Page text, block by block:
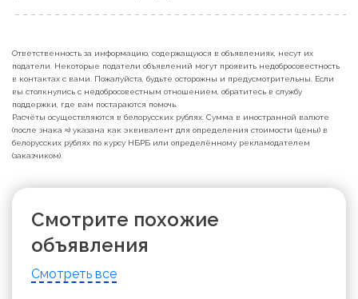
Ответственность за информацию, содержащуюся в объявлениях, несут их
податели. Некоторые податели объявлений могут проявить недобросовестность
в контактах с вами. Пожалуйста, будьте осторожны и предусмотрительны. Если
вы столкнулись с недобросовестным отношением, обратитесь в службу
поддержки, где вам постараются помочь.
Расчёты осуществляются в белорусских рублях. Сумма в иностранной валюте
(после знака ≈) указана как эквивалент для определения стоимости (цены) в
белорусских рублях по курсу НБРБ или определённому рекламодателем
(заказчиком).
Смотрите похожие
объявления
Смотреть все